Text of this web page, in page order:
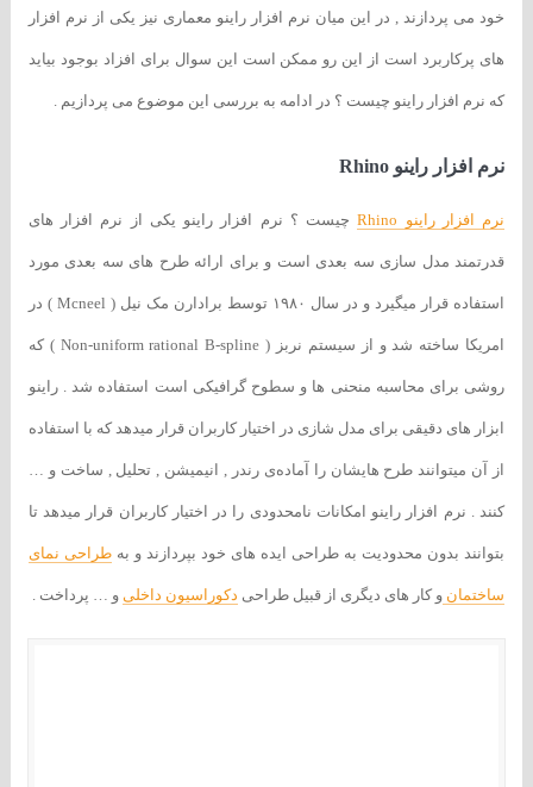
خود می پردازند , در این میان نرم افزار راینو معماری نیز یکی از نرم افزار
های پرکاربرد است از این رو ممکن است این سوال برای افزاد بوجود بیاید
که نرم افزار راینو چیست ؟ در ادامه به بررسی این موضوع می پردازیم .
نرم افزار راینو Rhino
نرم افزار راینو Rhino چیست ؟ نرم افزار راینو یکی از نرم افزار های
قدرتمند مدل سازی سه بعدی است و برای ارائه طرح های سه بعدی مورد
استفاده قرار میگیرد و در سال ۱۹۸۰ توسط برادارن مک نیل ( Mcneel ) در
امریکا ساخته شد و از سیستم نربز ( Non-uniform rational B-spline ) که
روشی برای محاسبه منحنی ها و سطوح گرافیکی است استفاده شد . راینو
ابزار های دقیقی برای مدل شازی در اختیار کاربران قرار میدهد که با استفاده
از آن میتوانند طرح هایشان را آماده‌ی رندر , انیمیشن , تحلیل , ساخت و …
کنند . نرم افزار راینو امکانات نامحدودی را در اختیار کاربران قرار میدهد تا
بتوانند بدون محدودیت به طراحی ایده های خود بپردازند و بهطراحی نمای
ساختمان و کار های دیگری از قبیل طراحی دکوراسیون داخلی و … پرداخت .